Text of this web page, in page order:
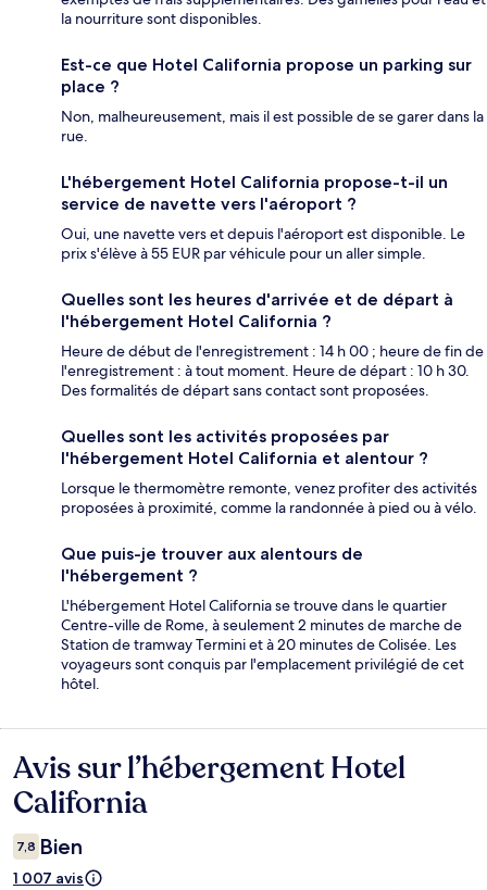
la nourriture sont disponibles.
Est-ce que Hotel California propose un parking sur
place ?
Non, malheureusement, mais il est possible de se garer dans la
rue.
L'hébergement Hotel California propose-t-il un
service de navette vers l'aéroport ?
Oui, une navette vers et depuis l'aéroport est disponible. Le
prix s'élève à 55 EUR par véhicule pour un aller simple.
Quelles sont les heures d'arrivée et de départ à
l'hébergement Hotel California ?
Heure de début de l'enregistrement : 14 h 00 ; heure de fin de
l'enregistrement : à tout moment. Heure de départ : 10 h 30.
Des formalités de départ sans contact sont proposées.
Quelles sont les activités proposées par
l'hébergement Hotel California et alentour ?
Lorsque le thermomètre remonte, venez profiter des activités
proposées à proximité, comme la randonnée à pied ou à vélo.
Que puis-je trouver aux alentours de
l'hébergement ?
L'hébergement Hotel California se trouve dans le quartier
Centre-ville de Rome, à seulement 2 minutes de marche de
Station de tramway Termini et à 20 minutes de Colisée. Les
voyageurs sont conquis par l'emplacement privilégié de cet
hôtel.
Avis
Avis sur l’hébergement Hotel
California
7,8 Bien
1 007 avis